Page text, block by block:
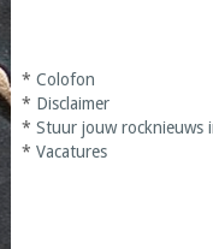
* Colofon
* Disclaimer
* Stuur jouw rocknieuws
* Vacatures